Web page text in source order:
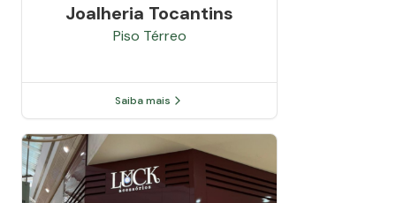
Joalheria Tocantins
Piso Térreo
Saiba mais